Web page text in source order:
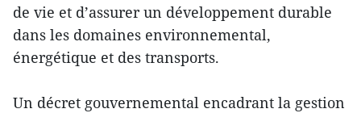
de vie et d’assurer un développement durable
dans les domaines environnemental,
énergétique et des transports.
Un décret gouvernemental encadrant la gestion